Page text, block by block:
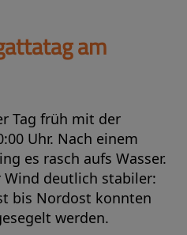
am
Tag früh mit der
Uhr. Nach einem
es rasch aufs Wasser.
Wind deutlich stabiler:
bis Nordost konnten
werden.